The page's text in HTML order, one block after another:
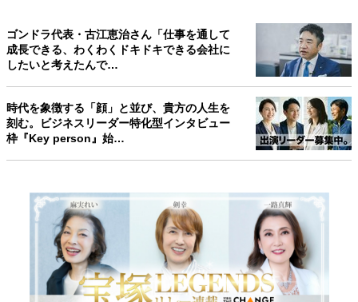
ゴンドラ代表・古江恵治さん「仕事を通して
成長できる、わくわくドキドキできる会社に
したいと考えたんで…
時代を象徴する「顔」と並び、貴方の人生を
刻む。ビジネスリーダー特化型インタビュー
枠『Key person』始…